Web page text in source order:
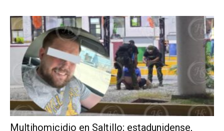
Multihomicidio en Saltillo; estadunidense,